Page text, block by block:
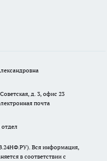
д. 3, офис 23
почта
Вся информация,
в соответствии с